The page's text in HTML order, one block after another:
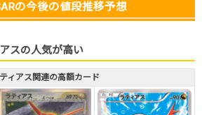
の今後の値段推移予想
スの人気が高い
ィアス関連の高額カード